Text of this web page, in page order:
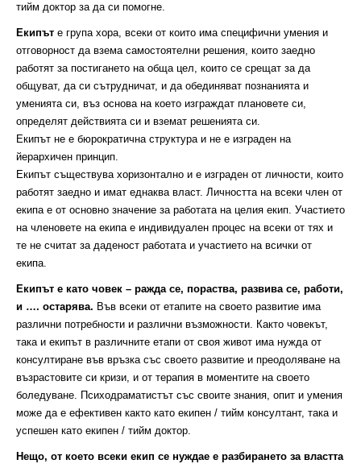
тийм доктор за да си помогне.
Екипът е група хора, всеки от които има специфични умения и
отговорност да взема самостоятелни решения, които заедно
работят за постигането на обща цел, които се срещат за да
общуват, да си сътрудничат, и да обединяват познанията и
уменията си, въз основа на което изграждат плановете си,
определят действията си и вземат решенията си.
Екипът не е бюрократична структура и не е изграден на
йерархичен принцип.
Екипът съществува хоризонтално и е изграден от личности, които
работят заедно и имат еднаква власт. Личността на всеки член от
екипа е от основно значение за работата на целия екип. Участието
на членовете на екипа е индивидуален процес на всеки от тях и
те не считат за даденост работата и участието на всички от
екипа.
Екипът е като човек – ражда се, пораства, развива се, работи,
и …. остарява. Във всеки от етапите на своето развитие има
различни потребности и различни възможности. Както човекът,
така и екипът в различните етапи от своя живот има нужда от
консултиране във връзка със своето развитие и преодоляване на
възрастовите си кризи, и от терапия в моментите на своето
боледуване. Психодраматистът със своите знания, опит и умения
може да е ефективен както като екипен / тийм консултант, така и
успешен като екипен / тийм доктор.
Нещо, от което всеки екип се нуждае е разбирането за властта